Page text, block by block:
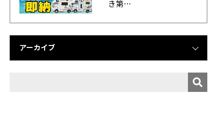
き第…
アーカイブ